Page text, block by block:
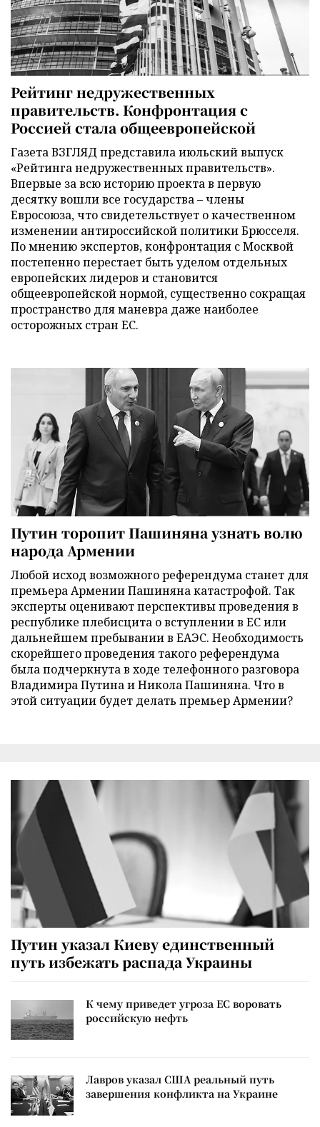
Рейтинг недружественных
правительств. Конфронтация с
Россией стала общеевропейской
Газета ВЗГЛЯД представила июльский выпуск
«Рейтинга недружественных правительств».
Впервые за всю историю проекта в первую
десятку вошли все государства – члены
Евросоюза, что свидетельствует о качественном
изменении антироссийской политики Брюсселя.
По мнению экспертов, конфронтация с Москвой
постепенно перестает быть уделом отдельных
европейских лидеров и становится
общеевропейской нормой, существенно сокращая
пространство для маневра даже наиболее
осторожных стран ЕС.
Путин торопит Пашиняна узнать волю
народа Армении
Любой исход возможного референдума станет для
премьера Армении Пашиняна катастрофой. Так
эксперты оценивают перспективы проведения в
республике плебисцита о вступлении в ЕС или
дальнейшем пребывании в ЕАЭС. Необходимость
скорейшего проведения такого референдума
была подчеркнута в ходе телефонного разговора
Владимира Путина и Никола Пашиняна. Что в
этой ситуации будет делать премьер Армении?
Путин указал Киеву единственный
путь избежать распада Украины
К чему приведет угроза ЕС воровать
российскую нефть
Лавров указал США реальный путь
завершения конфликта на Украине